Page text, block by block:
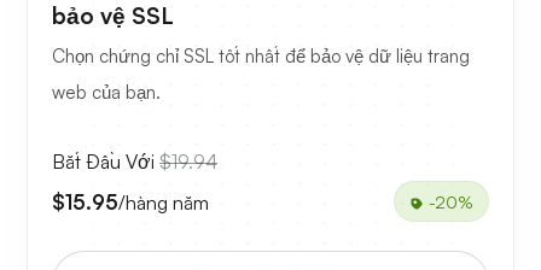
bảo vệ SSL
Chọn chứng chỉ SSL tốt nhất để bảo vệ dữ liệu trang
web của bạn.
Bắt Đầu Với $19.94
$15.95/hàng năm -20%